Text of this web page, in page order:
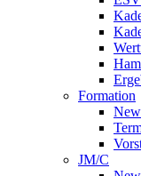
Formation
JM/C